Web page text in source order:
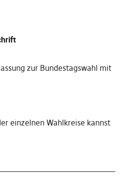
zur Bundestagswahl mit
einzelnen Wahlkreise kannst